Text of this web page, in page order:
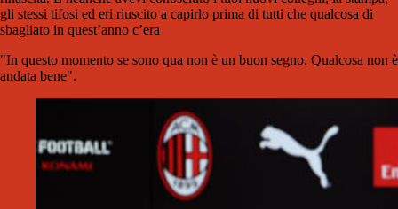
gli stessi tifosi ed eri riuscito a capirlo prima di tutti che qualcosa di
sbagliato in quest’anno c’era
"In questo momento se sono qua non è un buon segno. Qualcosa non è
andata bene".